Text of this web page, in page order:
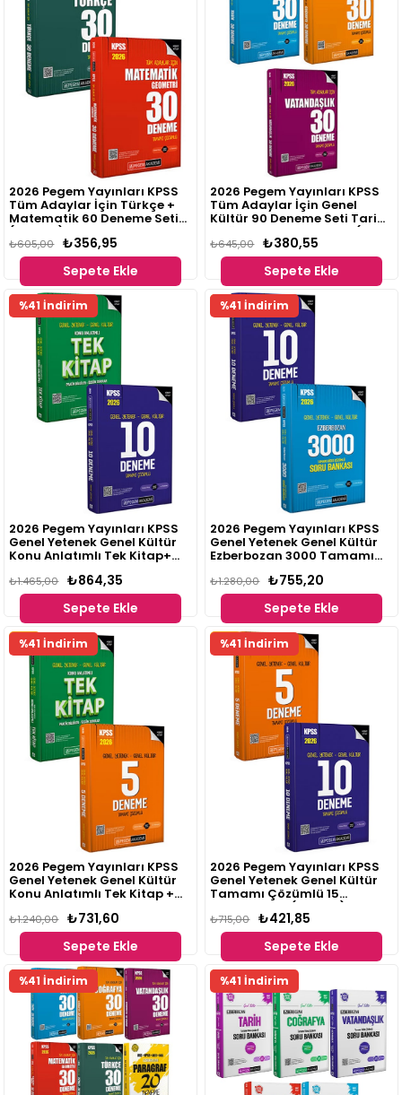
2026 Pegem Yayınları KPSS
Tüm Adaylar İçin Türkçe +
Matematik 60 Deneme Seti
(2 Kitap)
₺356,95
₺605,00
Sepete Ekle
2026 Pegem Yayınları KPSS
Tüm Adaylar İçin Genel
Kültür 90 Deneme Seti Tarih
Coğrafya Vatandaşlık (3
Kitap) ₺380,55
₺645,00
Sepete Ekle
2026 Pegem Yayınları KPSS
Genel Yetenek Genel Kültür
Konu Anlatımlı Tek Kitap+
Genel Kültür Tamamı
Çözümlü 10 Deneme Seti (2
₺864,35
₺1.465,00
Sepete Ekle
%41 İndirim
Fırsat
Ürünü
2026 Pegem Yayınları KPSS
Genel Yetenek Genel Kültür
Ezberbozan 3000 Tamamı
+ 2026 KPSS Genel Yetenek
Genel Kültür Tamamı
Çözümlü 10 Deneme Seti (2
Kitap)
₺755,20
₺1.280,00
Sepete Ekle
%41 İndirim
Fırsat
Ürünü
2026 Pegem Yayınları KPSS
Genel Yetenek Genel Kültür
Konu Anlatımlı Tek Kitap +
Genel Kültür Tamamı
Çözümlü 5 Deneme Seti (2
₺731,60
₺1.240,00
Sepete Ekle
%41 İndirim
Fırsat
Ürünü
2026 Pegem Yayınları KPSS
Genel Yetenek Genel Kültür
Tamamı Çözümlü 15
Deneme Seti (2 Kitap)
₺421,85
₺715,00
Sepete Ekle
%41 İndirim
Fırsat
Ürünü
%41 İndirim
Fırsat
Ürünü
%41 İndirim
Fırsat
Ürünü